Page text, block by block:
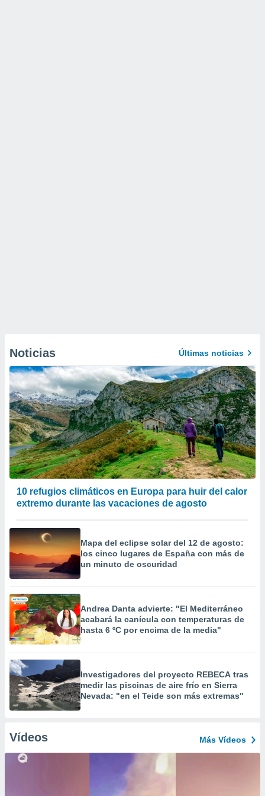
Noticias Últimas noticias
10 refugios climáticos en Europa para huir del calor
extremo durante las vacaciones de agosto
Mapa del eclipse solar del 12 de agosto:
los cinco lugares de España con más de
un minuto de oscuridad
Andrea Danta advierte: "El Mediterráneo
acabará la canícula con temperaturas de
hasta 6 ºC por encima de la media"
Investigadores del proyecto REBECA tras
medir las piscinas de aire frío en Sierra
Nevada: "en el Teide son más extremas"
Vídeos Más Vídeos